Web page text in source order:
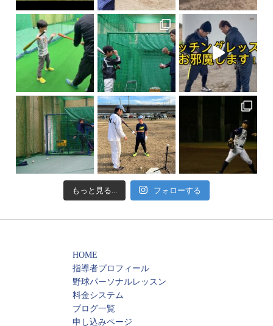
もっと見る... フォローする
HOME
指導者プロフィール
野球パーソナルレッスン
料金システム
ブログ一覧
申し込みページ